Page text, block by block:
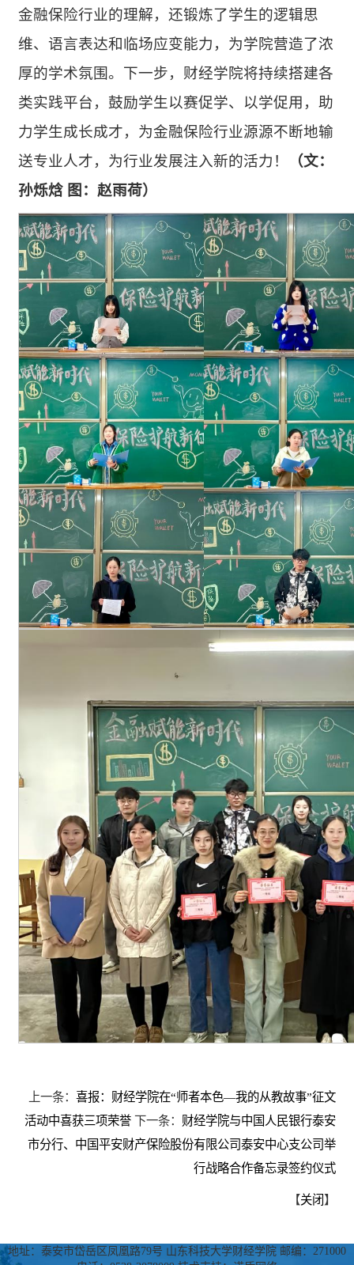
金融保险行业的理解，还锻炼了学生的逻辑思
维、语言表达和临场应变能力，为学院营造了浓
厚的学术氛围。下一步，财经学院将持续搭建各
类实践平台，鼓励学生以赛促学、以学促用，助
力学生成长成才，为金融保险行业源源不断地输
送专业人才，为行业发展注入新的活力！
（文：
孙烁焓 图：赵雨荷）
上一条： 喜报：财经学院在“师者本色—我的从教故事”征文
活动中喜获三项荣誉下一条： 财经学院与中国人民银行泰安
市分行、中国平安财产保险股份有限公司泰安中心支公司举
行战略合作备忘录签约仪式
【关闭 】
地址：泰安市岱岳区凤凰路79号 山东科技大学财经学院 邮编：271000